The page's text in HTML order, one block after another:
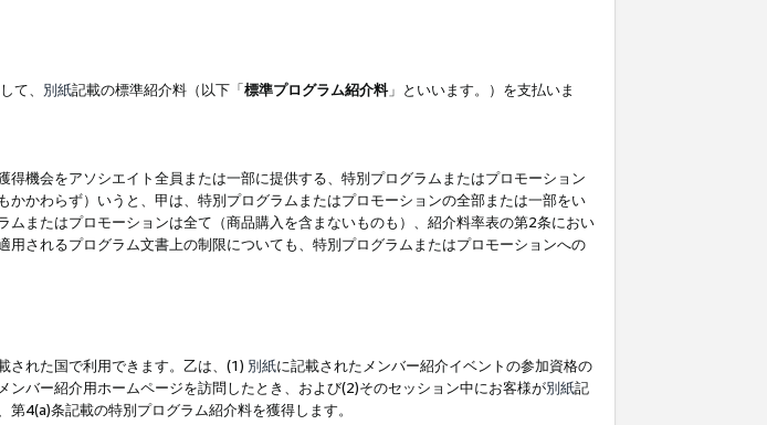
て、 別紙記載の標準紹介料（以下「標準プログラム紹介料」といいます。）を支払いま
得機会をアソシエイト全員または一部に提供する、特別プログラムまたはプロモーション
かわらず）いうと、甲は、特別プログラムまたはプロモーションの全部または一部をい
またはプロモーションは全て（商品購入を含まないものも）、紹介料率表の第2条におい
されるプログラム文書上の制限についても、特別プログラムまたはプロモーションへの
された国で利用できます。乙は、(1) 別紙に記載されたメンバー紹介イベントの参加資格の
バー紹介用ホームページを訪問したとき、および(2)そのセッション中にお客様が別紙記
第4(a)条記載の特別プログラム紹介料を獲得します。